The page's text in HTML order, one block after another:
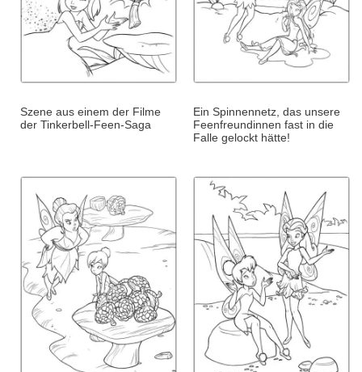
Szene aus einem der Filme
der Tinkerbell-Feen-Saga
Ein Spinnennetz, das unsere
Feenfreundinnen fast in die
Falle gelockt hätte!